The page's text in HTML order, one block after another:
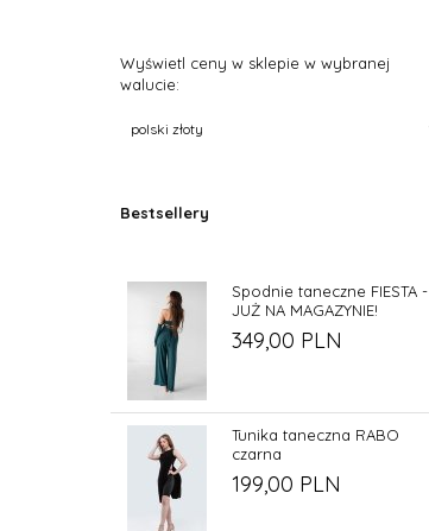
Wyświetl ceny w sklepie w wybranej
walucie:
polski złoty
Bestsellery
Spodnie taneczne FIESTA -
JUŻ NA MAGAZYNIE!
349,00 PLN
Tunika taneczna RABO
czarna
199,00 PLN